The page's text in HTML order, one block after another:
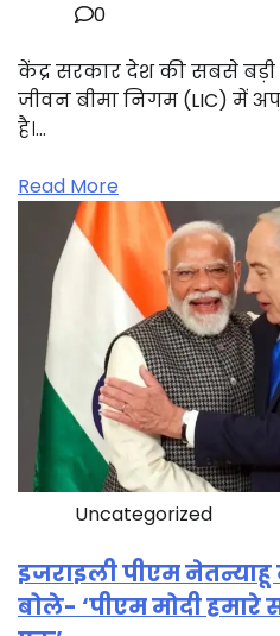
0
केंद्र सरकार देश की सबसे बड़ी
जीवन बीमा निगम (LIC) में
है।…
Read More
Uncategorized
इजराइली पीएम
बोले- ‘पीएम मोदी हमारे